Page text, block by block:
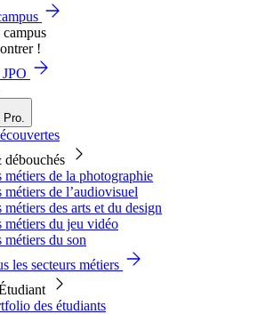
!
Pro.
métiers de la photographie
métiers de l’audiovisuel
métiers des arts et du design
métiers du jeu vidéo
métiers du son
les secteurs métiers
des étudiants